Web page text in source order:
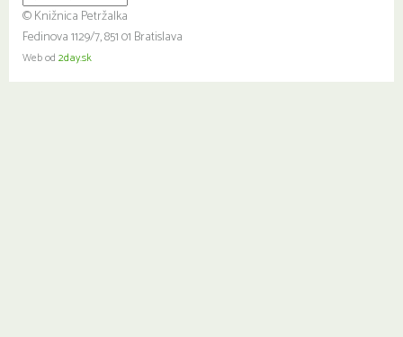
© Knižnica Petržalka
Fedinova 1129/7, 851 01 Bratislava
Web od 2day.sk